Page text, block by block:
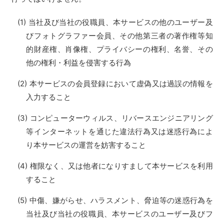
当社及び当社の役職員、本サービスの他のユーザー及
びフォトグラファー会員、その他第三者の著作権等知
的財産権、肖像権、プライバシーの権利、名誉、その
他の権利・利益を侵害する行為
本サービスの会員登録において虚偽又は過誤の情報を
入力すること
コンピューターウィルス、リバースエンジニアリング
等インターネットを通じた違法行為又は迷惑行為によ
り本サービスの運営を妨害すること
権限なく、又は他者になりすまして本サービスを利用
すること
中傷、嫌がらせ、ハラスメント、脅迫等の迷惑行為を
当社及び当社の役職員、本サービスのユーザー及びフ